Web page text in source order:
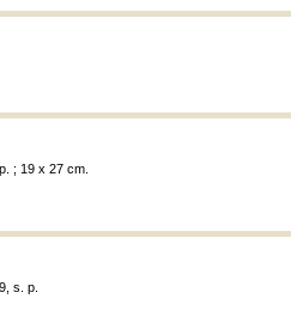
; 19 x 27 cm.
s. p.